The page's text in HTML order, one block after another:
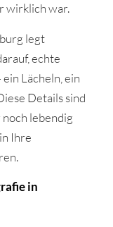
wirklich war.
legt
echte
Lächeln, ein
Details sind
lebendig
Ihre
in